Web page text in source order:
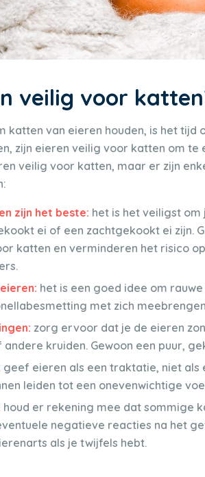
veilig voor
katten van eieren houden, is het
zijn eieren veilig voor katten om te
veilig voor katten, maar er zijn
zijn het beste: het is het veiligst
ei of een zachtgekookt ei zijn.
katten en verminderen het risico
het is een goed idee om
met zich
zorg ervoor dat je de eieren
kruiden. Gewoon een puur,
geef eieren als een traktatie, niet als
leiden tot een onevenwichtige
houd er rekening mee dat sommige
negatieve reacties na het
als je twijfels hebt.